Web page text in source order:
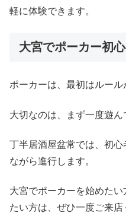
軽に体験できます。
大宮でポーカー初
ポーカーは、最初はルール
大切なのは、まず一度遊ん
丁半居酒屋盆常では、初
ながら進行します。
大宮でポーカーを始めた
たい方は、ぜひ一度ご来店